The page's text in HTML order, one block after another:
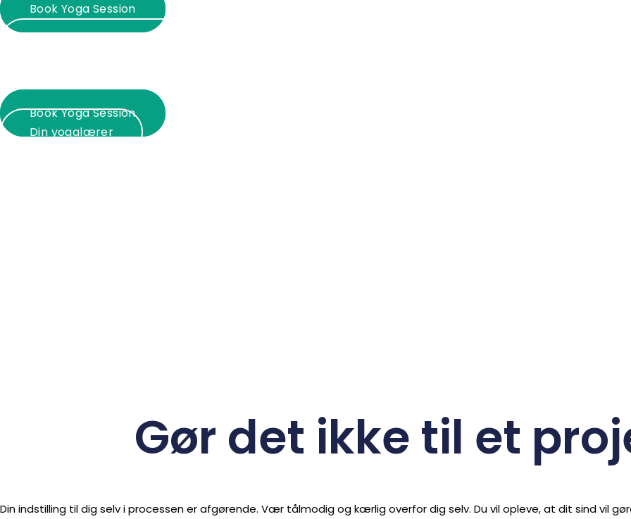
Book Yoga Session
Psykoterapi hos Jane Faarup
Book Yoga Session
Din yogalærer
Gør det ikke til et
Din indstilling til dig selv i processen er afgørende. Vær tålmodig og kærlig overfor dig selv. Du vil opleve, at dit sind vil